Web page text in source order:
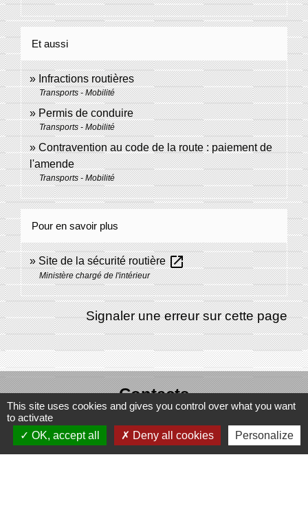
Et aussi
Infractions routières
Transports - Mobilité
Permis de conduire
Transports - Mobilité
Contravention au code de la route : paiement de
l'amende
Transports - Mobilité
Pour en savoir plus
Site de la sécurité routièreopen_in_new
Ministère chargé de l'intérieur
Signaler une erreur sur cette page
Contacts
6, rue Saint-Antoine-Cure
89450 Domecy-sur-Cure - FRANCE
This site uses cookies and gives you control over what you want
to activate
OK, accept all
Deny all cookies Personalize